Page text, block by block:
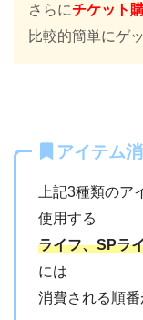
さらにチケット
比較的簡単にゲ
アイテム
上記3種類のア
使用する
ライフ、SPラ
には
消費される順番